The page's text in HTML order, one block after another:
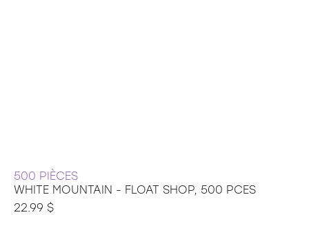
500 PIÈCES
WHITE MOUNTAIN - FLOAT SHOP, 500 PCES
22.99 $